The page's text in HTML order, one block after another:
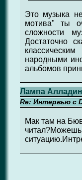
Это музыка
мотива" ты
сложности
Достаточно
народными
альбомов
Лампа
Re: Интервью с
Мак там на